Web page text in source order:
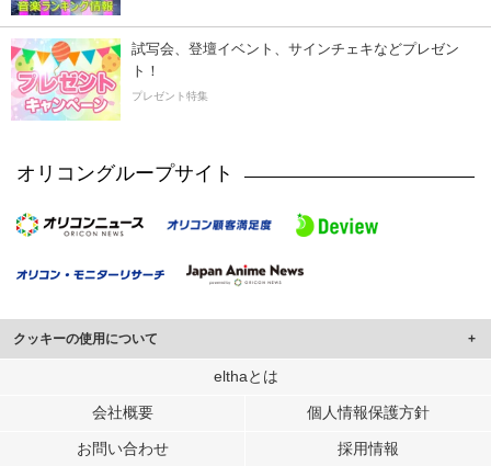
試写会、登壇イベント、サインチェキなどプレゼン
ト！
プレゼント特集
オリコングループサイト
クッキーの使用について
このサイトでは Cookie を使用して、ユーザーに合わせたコンテンツや広告の
行っています。
メディアや広告配信、データ解析の各パートナーに提供しています。
elthaとは
会社概要 個人情報保護方針
お問い合わせ 採用情報